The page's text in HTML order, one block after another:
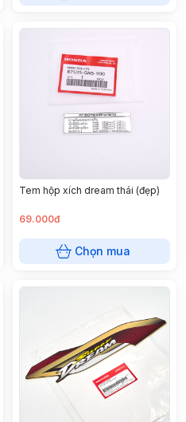
Tem hộp xích dream thái (đẹp)
69.000đ
Chọn mua